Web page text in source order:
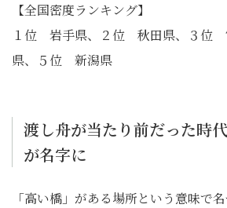
【全国密度ランキング】
１位 岩手県、２位 秋田県、３
県、５位 新潟県
渡し舟が当たり前だった時
が名字に
「高い橋」がある場所という意味で